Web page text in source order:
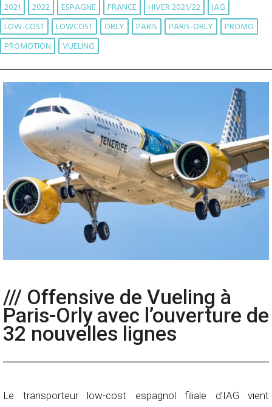
2021 2022 ESPAGNE FRANCE HIVER 2021/22
IAG
LOW-COST
LOWCOST ORLY PARIS PARIS-ORLY
PROMO
PROMOTION
VUELING
/// Offensive de Vueling à
Paris­-Orly avec l’ouverture de
32 nouvelles lignes
Le transporteur low-cost espagnol filiale d’IAG vient